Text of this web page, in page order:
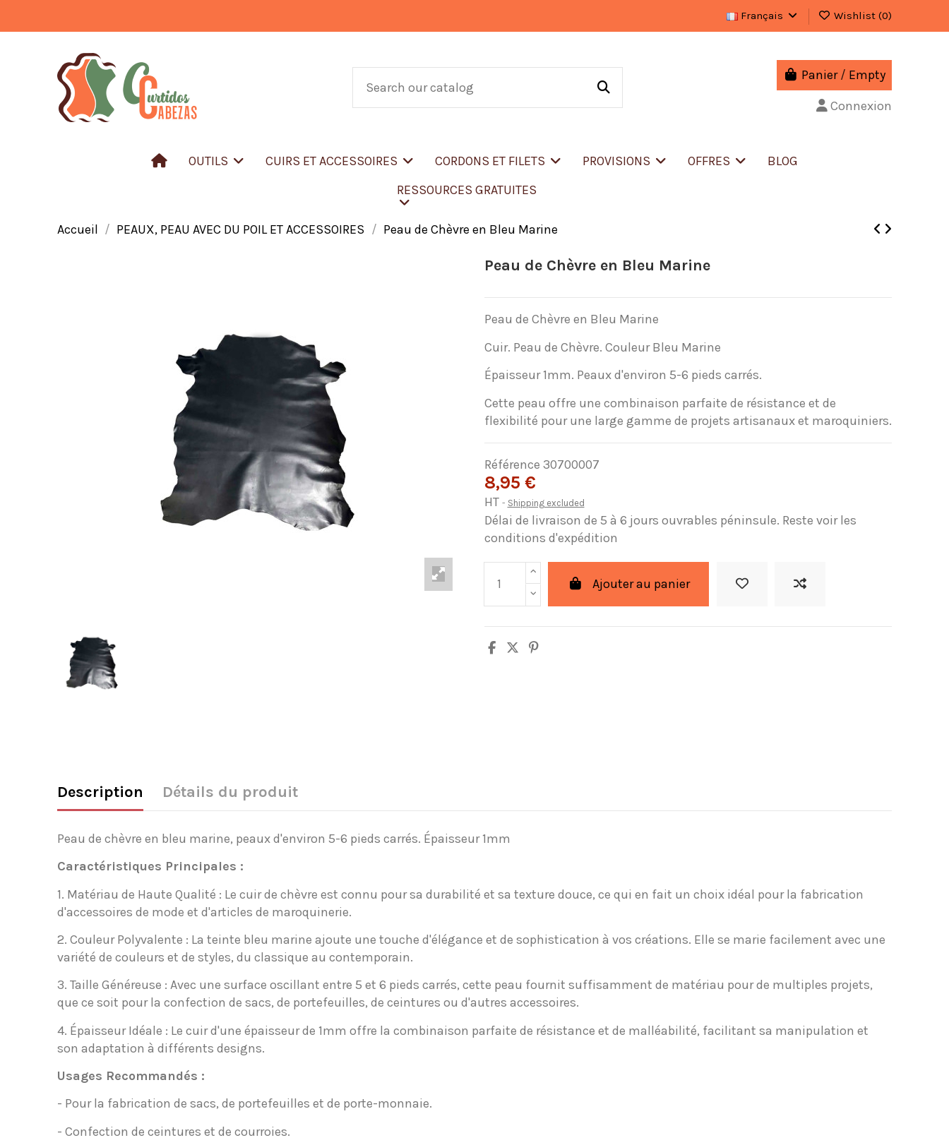
Français Wishlist (0)
Panier / Empty
Connexion
OUTILS CUIRS ET ACCESSOIRES CORDONS ET FILETS PROVISIONS OFFRES
BLOG
RESSOURCES GRATUITES
Accueil PEAUX, PEAU AVEC DU POIL ET ACCESSOIRES Peau de Chèvre en Bleu Marine
Peau de Chèvre en Bleu Marine
Peau de Chèvre en Bleu Marine
Cuir. Peau de Chèvre. Couleur Bleu Marine
Épaisseur 1mm. Peaux d'environ 5-6 pieds carrés.
Cette peau offre une combinaison parfaite de résistance et de
flexibilité pour une large gamme de projets artisanaux et maroquiniers.
Référence 30700007
8,95 €
HT Shipping excluded
Délai de livraison de 5 à 6 jours ouvrables péninsule. Reste voir les
conditions d'expédition
Ajouter au panier
Description Détails du produit
Peau de chèvre en bleu marine, peaux d'environ 5-6 pieds carrés. Épaisseur 1mm
Caractéristiques Principales :
1. Matériau de Haute Qualité : Le cuir de chèvre est connu pour sa durabilité et sa texture douce, ce qui en fait un choix idéal pour la fabrication
d'accessoires de mode et d'articles de maroquinerie.
2. Couleur Polyvalente : La teinte bleu marine ajoute une touche d'élégance et de sophistication à vos créations. Elle se marie facilement avec une
variété de couleurs et de styles, du classique au contemporain.
3. Taille Généreuse : Avec une surface oscillant entre 5 et 6 pieds carrés, cette peau fournit suffisamment de matériau pour de multiples projets,
que ce soit pour la confection de sacs, de portefeuilles, de ceintures ou d'autres accessoires.
4. Épaisseur Idéale : Le cuir d'une épaisseur de 1mm offre la combinaison parfaite de résistance et de malléabilité, facilitant sa manipulation et
son adaptation à différents designs.
Usages Recommandés :
- Pour la fabrication de sacs, de portefeuilles et de porte-monnaie.
- Confection de ceintures et de courroies.